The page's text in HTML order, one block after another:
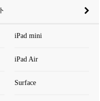
iPad mini
iPad Air
Surface